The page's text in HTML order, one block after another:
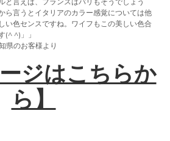
ら言うとイタリアのカラー感覚については他
い色センスですね。ワイフもこの美しい色合
(^ ^)」」
県のお客様より
ジはこちらか
ら】